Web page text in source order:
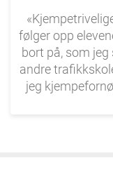
følger opp
bort på, som
andre
jeg